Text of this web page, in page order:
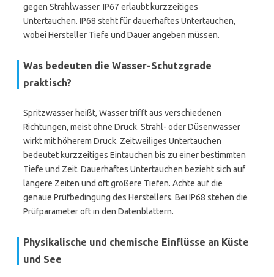
gegen Strahlwasser. IP67 erlaubt kurzzeitiges
Untertauchen. IP68 steht für dauerhaftes Untertauchen,
wobei Hersteller Tiefe und Dauer angeben müssen.
Was bedeuten die Wasser-Schutzgrade
praktisch?
Spritzwasser heißt, Wasser trifft aus verschiedenen
Richtungen, meist ohne Druck. Strahl- oder Düsenwasser
wirkt mit höherem Druck. Zeitweiliges Untertauchen
bedeutet kurzzeitiges Eintauchen bis zu einer bestimmten
Tiefe und Zeit. Dauerhaftes Untertauchen bezieht sich auf
längere Zeiten und oft größere Tiefen. Achte auf die
genaue Prüfbedingung des Herstellers. Bei IP68 stehen die
Prüfparameter oft in den Datenblättern.
Physikalische und chemische Einflüsse an Küste
und See